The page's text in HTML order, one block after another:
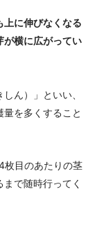
上に伸びなくなる
が横に広がってい
ん）」といい、
を多くすること
枚目のあたりの茎
で随時行ってく